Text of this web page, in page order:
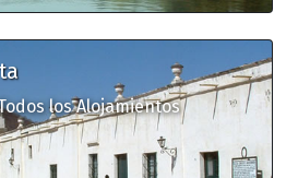
los Alojamientos